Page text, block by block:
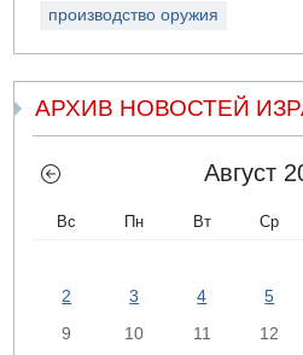
производство оружия
АРХИВ НОВОСТЕЙ
Август
Вс Пн Вт Ср
2
3 4 5
9
10 11 12